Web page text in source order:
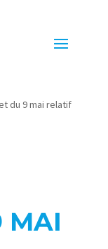
du 9 mai relatif
MAI